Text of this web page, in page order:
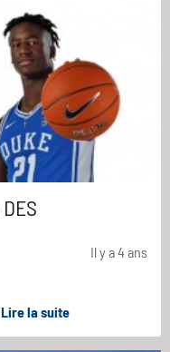
Il y a 4 ans
Lire la suite